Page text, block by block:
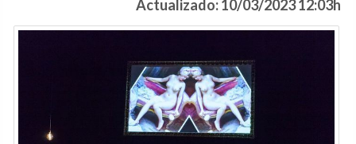
Actualizado: 10/03/2023 12:03h